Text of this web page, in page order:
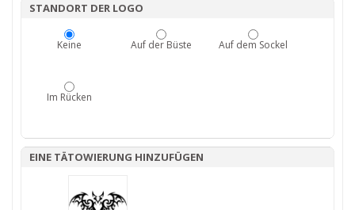
STANDORT DER LOGO
Keine Auf der Büste Auf dem Sockel
Im Rücken
EINE TÄTOWIERUNG HINZUFÜGEN